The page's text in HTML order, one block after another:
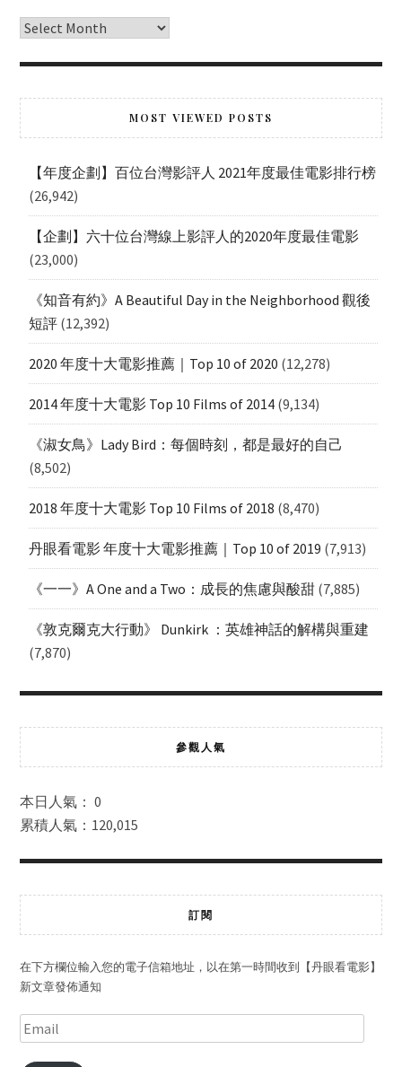
MOST VIEWED POSTS
【年度企劃】百位台灣影評人 2021年度最佳電影排行榜
(26,942)
【企劃】六十位台灣線上影評人的2020年度最佳電影
(23,000)
《知音有約》A Beautiful Day in the Neighborhood 觀後
短評 (12,392)
2020 年度十大電影推薦｜Top 10 of 2020 (12,278)
2014 年度十大電影 Top 10 Films of 2014 (9,134)
《淑女鳥》Lady Bird：每個時刻，都是最好的自己
(8,502)
2018 年度十大電影 Top 10 Films of 2018 (8,470)
丹眼看電影 年度十大電影推薦｜Top 10 of 2019 (7,913)
《一一》A One and a Two：成長的焦慮與酸甜 (7,885)
《敦克爾克大行動》 Dunkirk ：英雄神話的解構與重建
(7,870)
參觀人氣
本日人氣： 0
累積人氣：120,015
訂閱
在下方欄位輸入您的電子信箱地址，以在第一時間收到【丹眼看電影】
新文章發佈通知